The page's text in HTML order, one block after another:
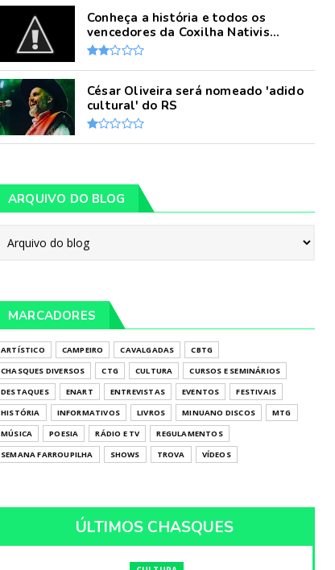
Conheça a história e todos os
vencedores da Coxilha Nativis...
César Oliveira será nomeado 'adido
cultural' do RS
ARQUIVO DO BLOG
MARCADORES
ARTÍSTICO CAMPEIRO CAVALGADAS
CBTG
CHASQUES DIVERSOS
CTG CULTURA
CURSOS E SEMINÁRIOS
DESTAQUES
ENART ENTREVISTAS EVENTOS
FESTIVAIS
HISTÓRIA
INFORMATIVOS LIVROS MINUANO DISCOS
MTG
MÚSICA
POESIA RÁDIO E TV
REGULAMENTOS
SEMANA FARROUPILHA
SHOWS TROVA VÍDEOS
ÚLTIMOS CHASQUES